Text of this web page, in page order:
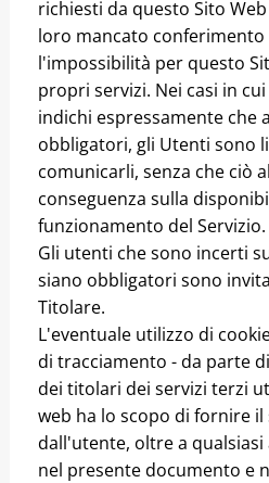
richiesti da questo Sito
loro mancato
l'impossibilità per questo
propri servizi. Nei casi in
indichi espressamente che
obbligatori, gli Utenti sono
comunicarli, senza che ciò
conseguenza sulla
funzionamento del Servizio.
Gli utenti che sono incerti
siano obbligatori sono
Titolare.
L'eventuale utilizzo di
di tracciamento - da parte
dei titolari dei servizi terzi
web ha lo scopo di fornire
dall'utente, oltre a
nel presente documento e